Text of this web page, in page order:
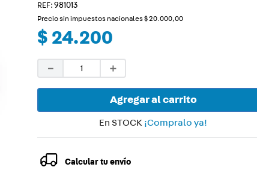
: 981013
Precio sin impuestos nacionales$20. 000,00
$ 24.200
＋
－
Agregar al carrito
En STOCK ¡Compralo ya!
Calcular tu envío